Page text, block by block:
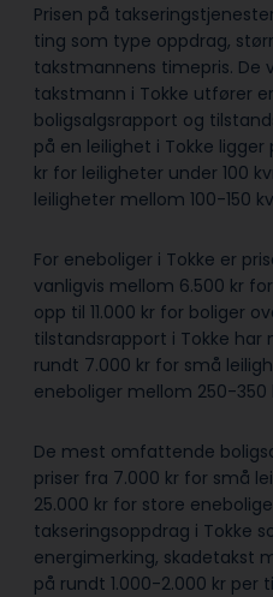
Prisen på
ting som type oppdrag,
takstmannens timepris. De
takstmann i Tokke utfører
boligsalgsrapport og
på en leilighet i Tokke
kr for leiligheter under 100
leiligheter mellom 100-150
For eneboliger i Tokke er
vanligvis mellom 6.500 kr
opp til 11.000 kr for boliger
tilstandsrapport i Tokke har
rundt 7.000 kr for små
eneboliger mellom 250-350
De mest omfattende
priser fra 7.000 kr for små
25.000 kr for store
takseringsoppdrag i Tokke
energimerking, skadetakst
på rundt 1.000-2.000 kr per